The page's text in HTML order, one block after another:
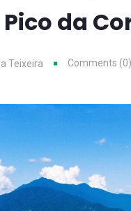
da
Teixeira Comments (0)